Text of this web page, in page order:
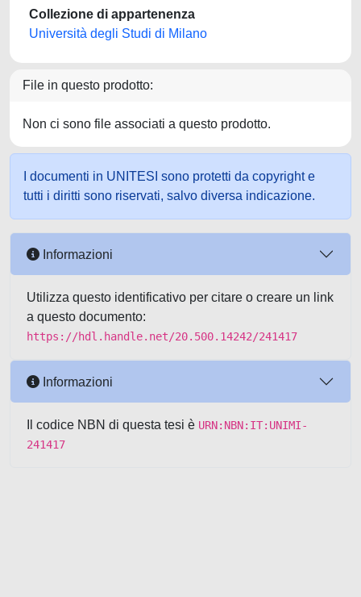
Collezione di appartenenza
Università degli Studi di Milano
File in questo prodotto:
Non ci sono file associati a questo prodotto.
I documenti in UNITESI sono protetti da copyright e
tutti i diritti sono riservati, salvo diversa indicazione.
Informazioni
Utilizza questo identificativo per citare o creare un link
a questo documento:
https://hdl.handle.net/20.500.14242/241417
Informazioni
Il codice NBN di questa tesi è URN:NBN:IT:UNIMI-
241417